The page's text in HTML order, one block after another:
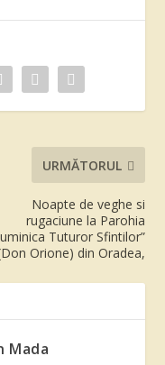
URMĂTORUL
Noapte de veghe si
rugaciune la Parohia
Tuturor Sfintilor”
Orione) din Oradea,
Mada